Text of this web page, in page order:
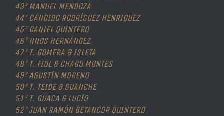
43º MANUEL MENDOZA
44º CANDIDO RODRÍGUEZ HENRIQUEZ
45º DANIEL QUINTERO
46º HNOS HERNÁNDEZ
47º T. GOMERA & ISLETA
48º T. FIOL & CHAGO MONTES
49º AGUSTÍN MORENO
50º T. TEIDE & GUANCHE
51º T. GUACA & LUCÍO
52º JUAN RAMÓN BETANCOR QUINTERO